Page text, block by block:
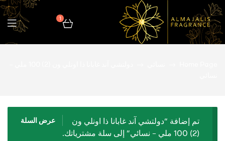
1
عرض السلة
تم إضافة “دولتشي آند غابانا ذا اونلي ون
(2) 100 ملي – نسائي” إلى سلة مشترياتك.